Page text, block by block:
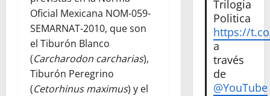
Oficial Mexicana NOM-059-
SEMARNAT-2010, que son
el Tiburón Blanco
(Carcharodon carcharias),
Tiburón Peregrino
(Cetorhinus maximus) y el
Trilogia
Politica
https://
a
través
de
@YouTube